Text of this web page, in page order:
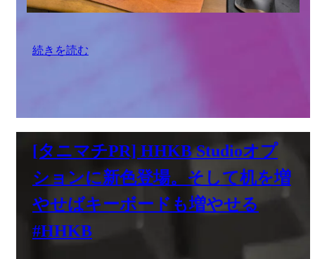
続きを読む
[タニマチPR] HHKB Studioオプ
ションに新色登場。そして机を増
やせばキーボードも増やせる
#HHKB